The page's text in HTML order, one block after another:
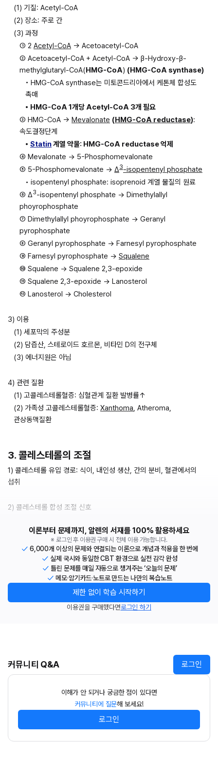
(1) 기질: Acetyl-CoA
(2) 장소: 주로 간
(3) 과정
① 2 Acetyl-CoA → Acetoacetyl-CoA
② Acetoacetyl-CoA + Acetyl-CoA → β-Hydroxy-β-
methylglutaryl-CoA(HMG-CoA) (HMG-CoA synthase)
• HMG-CoA synthase는 미토콘드리아에서 케톤체 합성도
촉매
• HMG-CoA 1개당 Acetyl-CoA 3개 필요
③ HMG-CoA → Mevalonate (HMG-CoA reductase):
속도결정단계
• Statin 계열 약물: HMG-CoA reductase 억제
④ Mevalonate → 5-Phosphomevalonate
⑤ 5-Phosphomevalonate → Δ3-isopentenyl phosphate
• isopentenyl phosphate: isoprenoid 계열 물질의 원료
⑥ Δ3-isopentenyl phosphate → Dimethylallyl
phoyrophosphate
⑦ Dimethylallyl phoyrophosphate → Geranyl
pyrophosphate
⑧ Geranyl pyrophosphate → Farnesyl pyrophosphate
⑨ Farnesyl pyrophosphate → Squalene
⑩ Squalene → Squalene 2,3-epoxide
⑪ Squalene 2,3-epoxide → Lanosterol
⑫ Lanosterol → Cholesterol
3) 이용
(1) 세포막의 주성분
(2) 담즙산, 스테로이드 호르몬, 비타민 D의 전구체
(3) 에너지원은 아님
4) 관련 질환
(1) 고콜레스테롤혈증: 심혈관계 질환 발병률↑
(2) 가족성 고콜레스테롤혈증: Xanthoma , Atheroma,
관상동맥질환
3. 콜레스테롤의 조절
1) 콜레스테롤 유입 경로: 식이, 내인성 생산, 간의 분비, 혈관에서의
섭취
2) 콜레스테롤 합성 조절 신호
이론부터 문제까지, 알렌의 서재를 100% 활용하세요
※ 로그인 후 이용권 구매 시 전체 이용 가능합니다.
6,000개 이상의 문제와 연결되는 이론으로 개념과 적용을 한 번에
실제 국시와 동일한 CBT 환경으로 실전 감각 완성
틀린 문제를 매일 자동으로 챙겨주는 ‘오늘의 문제’
메모·암기카드·노트로 만드는 나만의 복습노트
제한 없이 학습 시작하기
이용권을 구매했다면로그인 하기
커뮤니티 Q&A 로그인
이해가 안 되거나 궁금한 점이 있다면
커뮤니티에 질문해 보세요!
로그인